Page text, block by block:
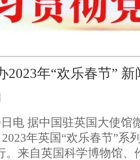
2023年“欢乐春节” 新
据中国驻英国大使馆
年英国“欢乐春节”系
。来自英国科学博物馆、